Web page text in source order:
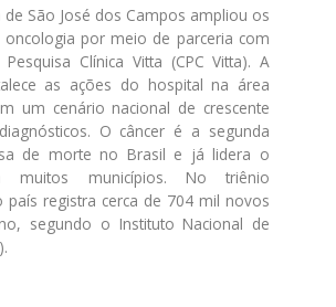
de São José dos Campos ampliou os
oncologia por meio de parceria com
Clínica Vitta (CPC Vitta). A
as ações do hospital na área
um cenário nacional de crescente
O câncer é a segunda
de morte no Brasil e já lidera o
muitos municípios. No triênio
país registra cerca de 704 mil novos
segundo o Instituto Nacional de